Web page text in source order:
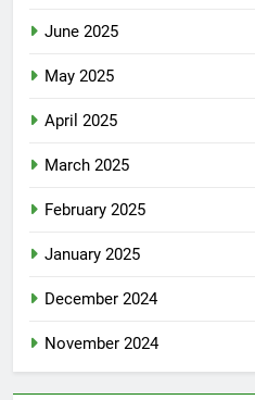
June 2025
May 2025
April 2025
March 2025
February 2025
January 2025
December 2024
November 2024